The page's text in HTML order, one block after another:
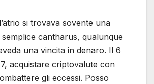
si trovava sovente una
cantharus, qualunque
una vincita in denaro. Il 6
acquistare criptovalute con
gli eccessi. Posso